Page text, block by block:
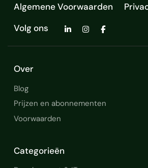
Algemene Voorwaarden
Volg ons
Over
Blog
Prijzen en abonnementen
Voorwaarden
Categorieën